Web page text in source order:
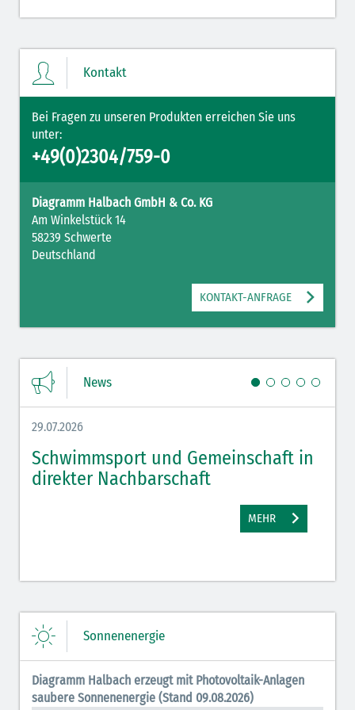
Kontakt
Bei Fragen zu unseren Produkten erreichen Sie uns
unter:
+49(0)2304/759-0
Diagramm Halbach GmbH & Co. KG
Am Winkelstück 14
58239 Schwerte
Deutschland
KONTAKT-ANFRAGE
News
29.07.2026
Schwimmsport und Gemeinschaft in
direkter Nachbarschaft
MEHR
Sonnenenergie
Diagramm Halbach erzeugt mit Photovoltaik-Anlagen
saubere Sonnenenergie (Stand 09.08.2026)